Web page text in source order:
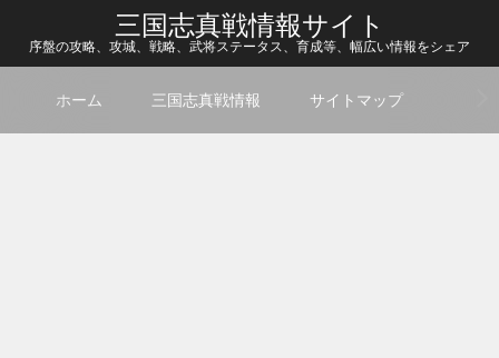
三国志真戦情報サイト
序盤の攻略、攻城、戦略、武将ステータス、育成等、幅広い情報をシェア
ホーム 三国志真戦情報 サイトマップ